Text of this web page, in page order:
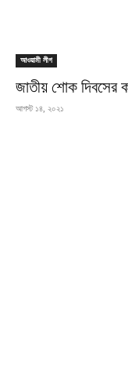
আওয়ামী লীগ
জাতীয় শোক দিবসের
আগস্ট ১৪, ২০২১